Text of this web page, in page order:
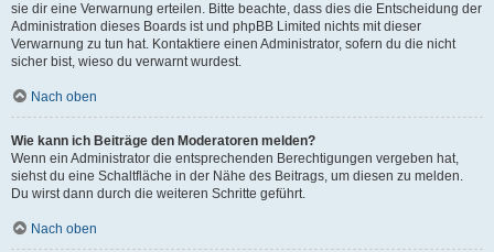
sie dir eine Verwarnung erteilen. Bitte beachte, dass dies die Entscheidung der
Administration dieses Boards ist und phpBB Limited nichts mit dieser
Verwarnung zu tun hat. Kontaktiere einen Administrator, sofern du die nicht
sicher bist, wieso du verwarnt wurdest.
Nach oben
Wie kann ich Beiträge den Moderatoren melden?
Wenn ein Administrator die entsprechenden Berechtigungen vergeben hat,
siehst du eine Schaltfläche in der Nähe des Beitrags, um diesen zu melden.
Du wirst dann durch die weiteren Schritte geführt.
Nach oben